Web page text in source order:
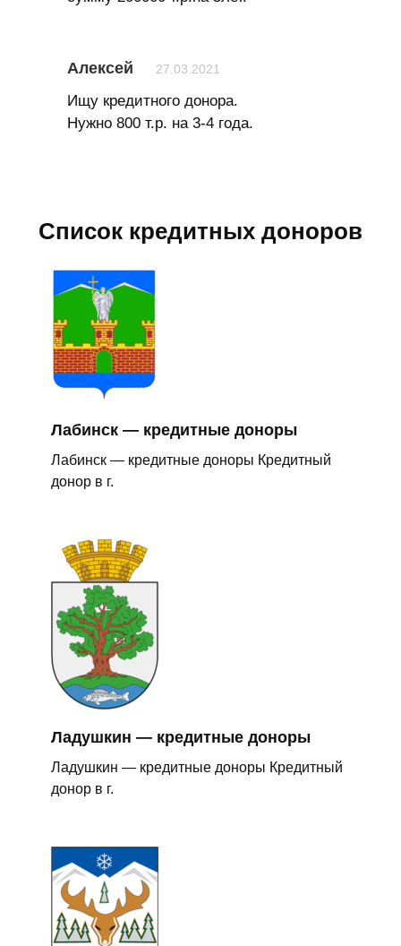
Алексей 27.03.2021
Ищу кредитного донора.
Нужно 800 т.р. на 3-4 года.
Список кредитных доноров
Лабинск — кредитные доноры
Лабинск — кредитные доноры Кредитный
донор в г.
Ладушкин — кредитные доноры
Ладушкин — кредитные доноры Кредитный
донор в г.